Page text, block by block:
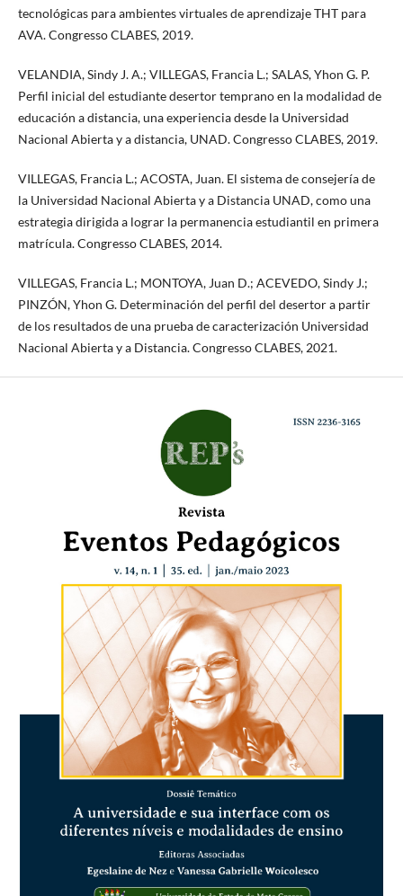
tecnológicas para ambientes virtuales de aprendizaje THT para
AVA. Congresso CLABES, 2019.
VELANDIA, Sindy J. A.; VILLEGAS, Francia L.; SALAS, Yhon G. P.
Perfil inicial del estudiante desertor temprano en la modalidad de
educación a distancia, una experiencia desde la Universidad
Nacional Abierta y a distancia, UNAD. Congresso CLABES, 2019.
VILLEGAS, Francia L.; ACOSTA, Juan. El sistema de consejería de
la Universidad Nacional Abierta y a Distancia UNAD, como una
estrategia dirigida a lograr la permanencia estudiantil en primera
matrícula. Congresso CLABES, 2014.
VILLEGAS, Francia L.; MONTOYA, Juan D.; ACEVEDO, Sindy J.;
PINZÓN, Yhon G. Determinación del perfil del desertor a partir
de los resultados de una prueba de caracterización Universidad
Nacional Abierta y a Distancia. Congresso CLABES, 2021.